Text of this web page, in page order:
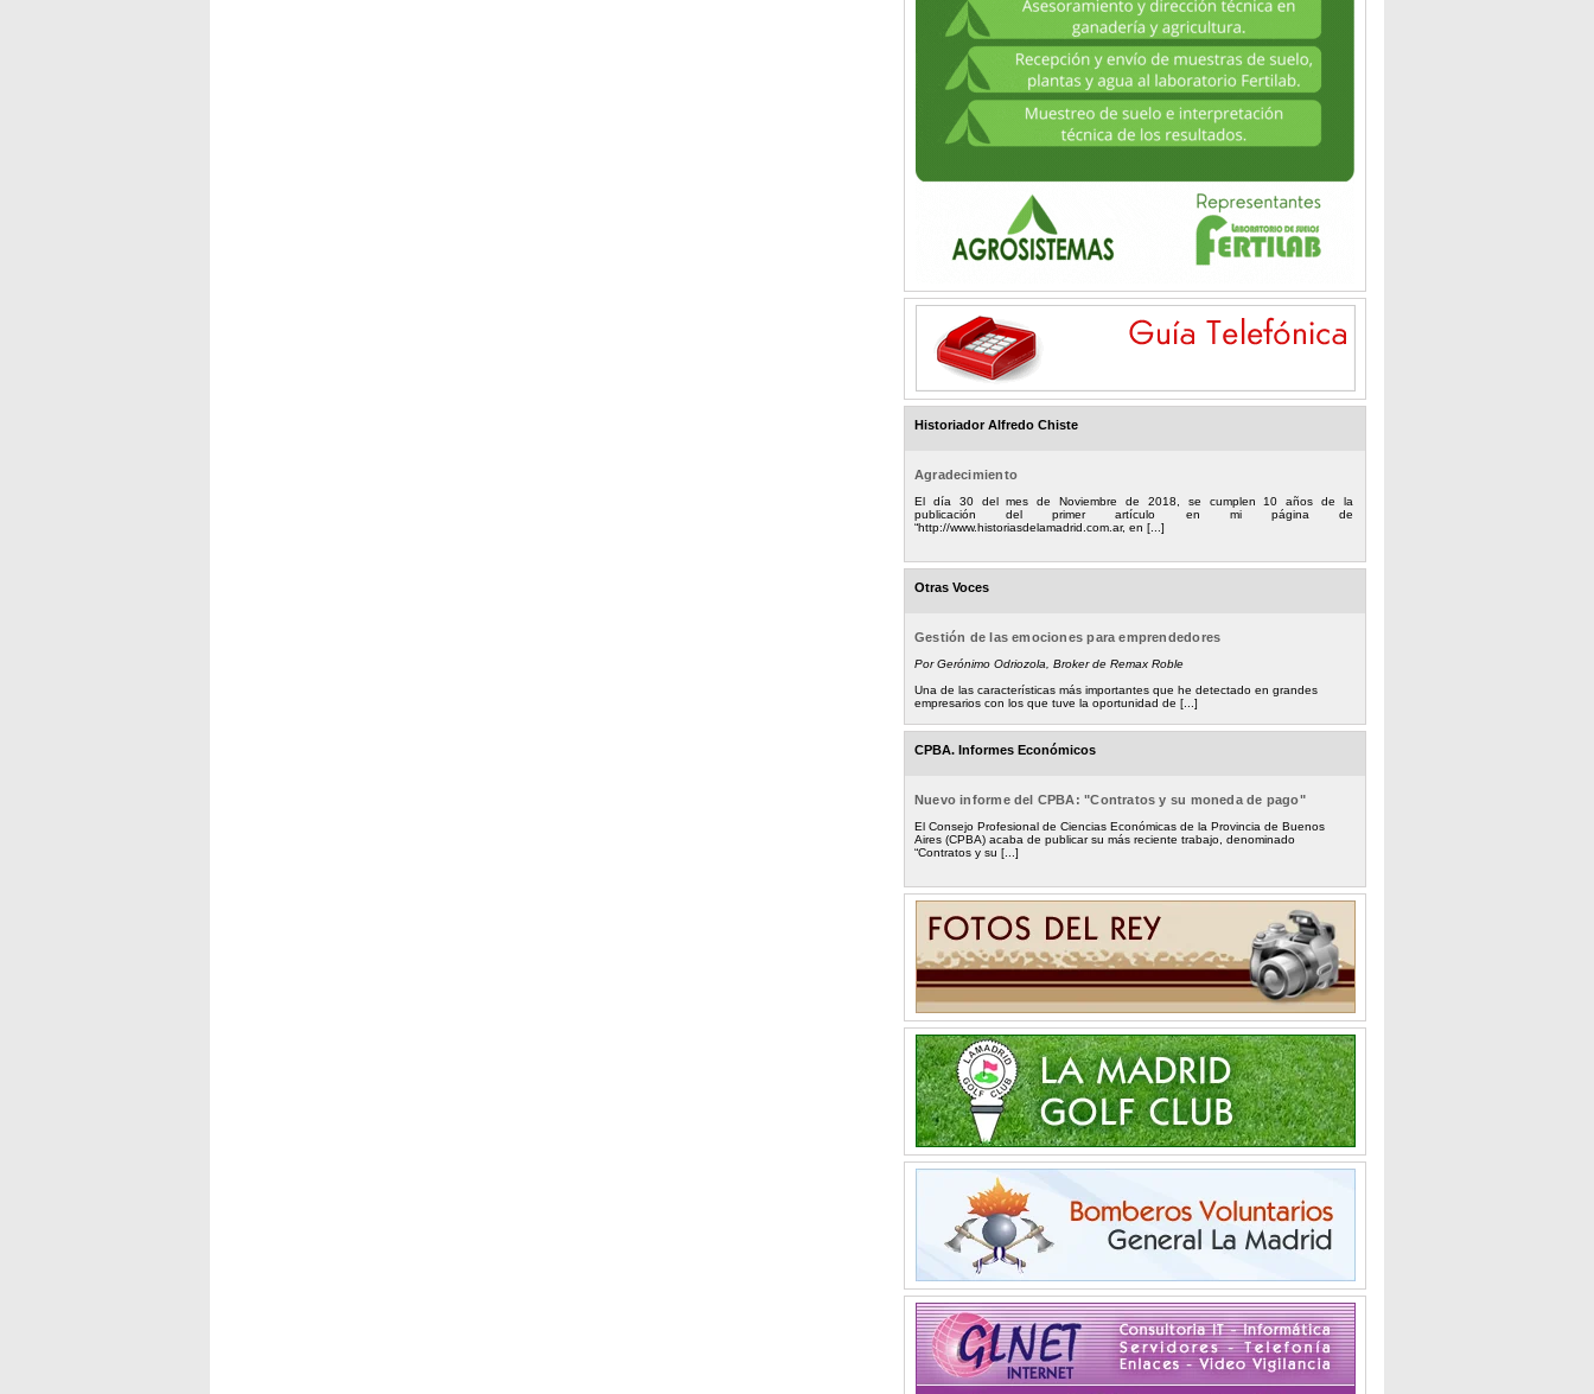
Historiador Alfredo Chiste
Agradecimiento
El día 30 del mes de Noviembre de 2018, se cumplen 10 años de la
publicación del primer artículo en mi página de
“http://www.historiasdelamadrid.com.ar, en [...]
Otras Voces
Gestión de las emociones para emprendedores
Por Gerónimo Odriozola, Broker de Remax Roble
Una de las características más importantes que he detectado en grandes
empresarios con los que tuve la oportunidad de [...]
CPBA. Informes Económicos
Nuevo informe del CPBA: "Contratos y su moneda de pago"
El Consejo Profesional de Ciencias Económicas de la Provincia de Buenos
Aires (CPBA) acaba de publicar su más reciente trabajo, denominado
“Contratos y su [...]